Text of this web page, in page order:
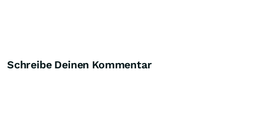
Schreibe Deinen Kommentar